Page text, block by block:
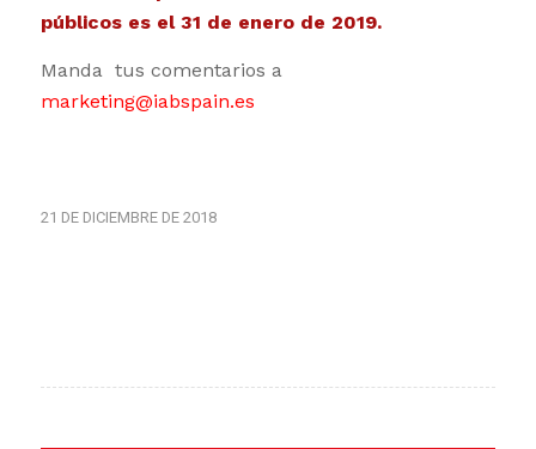
públicos es el 31 de enero de 2019.
Manda tus comentarios a
marketing@iabspain.es
21 DE DICIEMBRE DE 2018